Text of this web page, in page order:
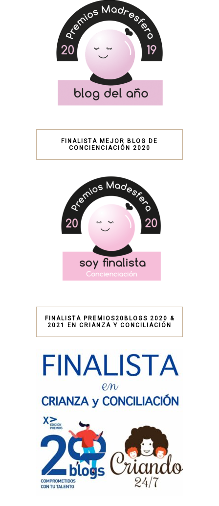
FINALISTA MEJOR BLOG DE
CONCIENCIACIÓN 2020
FINALISTA PREMIOS20BLOGS 2020 &
2021 EN CRIANZA Y CONCILIACIÓN